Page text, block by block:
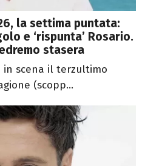
la settima puntata:
e ‘rispunta’ Rosario.
stasera
in scena il terzultimo
(scopp...